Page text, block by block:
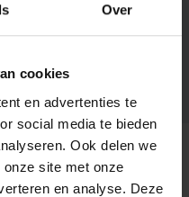
Over
cookies
en advertenties te
social media te bieden
Ook delen we
site met onze
en analyse. Deze